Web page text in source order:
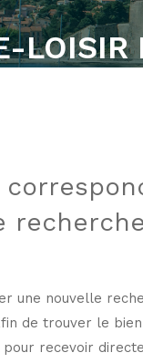
LOISIR
recherche
une nouvelle
de trouver le
recevoir